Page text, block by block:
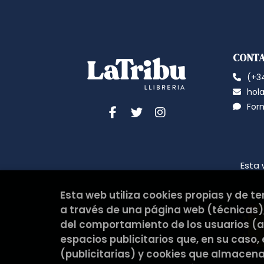
Esta
Esta web utiliza cookies propias y de
a través de una página web
del comportamiento de los usuarios
espacios publicitarios que, en su
(publicitarias) y cookies que